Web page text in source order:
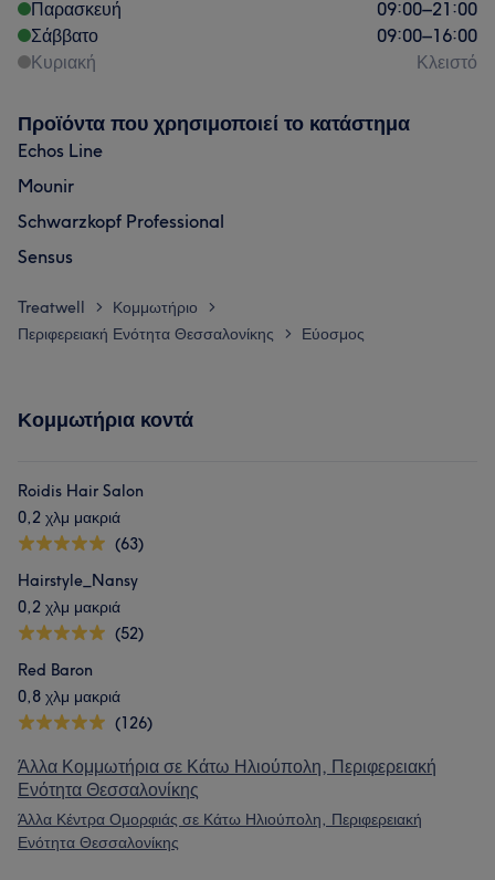
Παρασκευή
09:00–21:00
Σάββατο
09:00–16:00
Κυριακή
Κλειστό
Προϊόντα που χρησιμοποιεί το κατάστημα
Echos Line
Mounir
Schwarzkopf Professional
Sensus
Treatwell > Κομμωτήριο >
Περιφερειακή Ενότητα Θεσσαλονίκης > Εύοσμος
Κομμωτήρια κοντά
Roidis Hair Salon
0,2 χλμ μακριά
(63)
Hairstyle_Nansy
0,2 χλμ μακριά
(52)
Red Baron
0,8 χλμ μακριά
(126)
Άλλα Κομμωτήρια σε Κάτω Ηλιούπολη, Περιφερειακή
Ενότητα Θεσσαλονίκης
Άλλα Κέντρα Ομορφιάς σε Κάτω Ηλιούπολη, Περιφερειακή
Ενότητα Θεσσαλονίκης